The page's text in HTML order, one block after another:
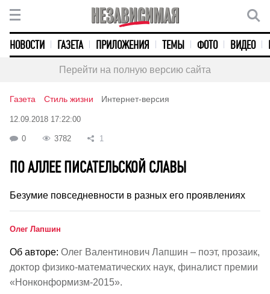
НОВОСТИ ГАЗЕТА ПРИЛОЖЕНИЯ ТЕМЫ ФОТО ВИДЕО
Перейти на полную версию сайта
Газета Стиль жизни Интернет-версия
12.09.2018 17:22:00
0 3782 1
ПО АЛЛЕЕ ПИСАТЕЛЬСКОЙ СЛАВЫ
Безумие повседневности в разных его проявлениях
Олег Лапшин
Об авторе: Олег Валентинович Лапшин – поэт, прозаик,
доктор физико-математических наук, финалист премии
«Нонконформизм-2015».